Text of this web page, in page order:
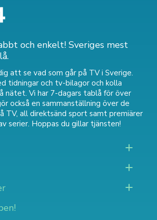
och enkelt! Sveriges mest
att se vad som går på TV i Sverige.
tidningar och tv-bilagor och kolla
nätet. Vi har 7-dagars tablå för över
också en sammanställning över de
TV, all direktsänd sport samt premiärer
serier. Hoppas du gillar tjänsten!